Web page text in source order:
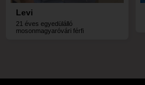
Levi
21 éves egyedülálló
mosonmagyaróvári férfi